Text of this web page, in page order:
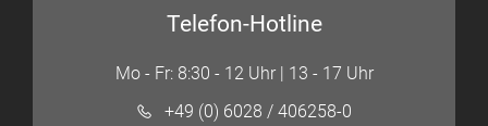
Telefon-Hotline
Mo - Fr: 8:30 - 12 Uhr | 13 - 17 Uhr
+49 (0) 6028 / 406258-0